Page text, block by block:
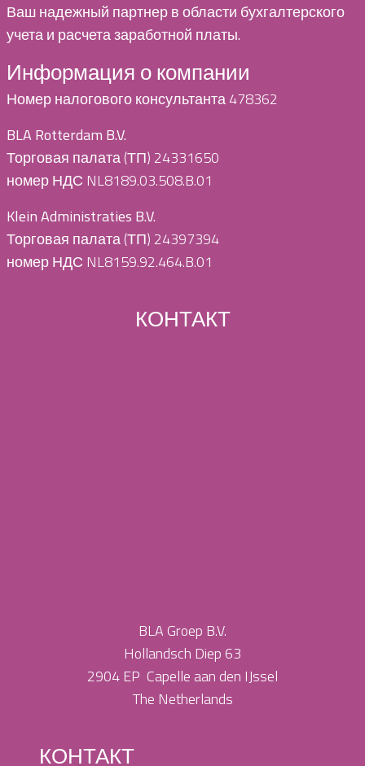
Ваш надежный партнер в области бухгалтерского
учета и расчета заработной платы.
Информация о компании
Номер налогового консультанта 478362
BLA Rotterdam B.V.
Торговая палата (ТП) 24331650
номер НДС NL8189.03.508.B.01
Klein Administraties B.V.
Торговая палата (ТП) 24397394
номер НДС NL8159.92.464.B.01
КОНТАКТ
BLA Groep B.V.
Hollandsch Diep 63
2904 EP Capelle aan den IJssel
The Netherlands
КОНТАКТ